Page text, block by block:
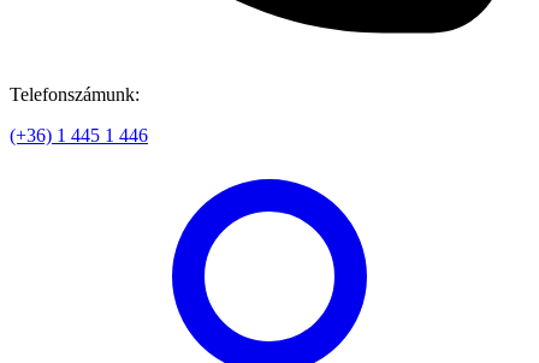
Telefonszámunk:
(+36) 1 445 1 446